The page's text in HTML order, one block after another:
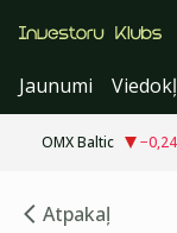
Jaunumi
OMX Baltic −0,24
Atpakaļ